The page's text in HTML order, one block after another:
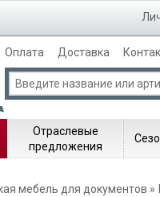
Оплата Доставка
Отраслевые
предложения
мебель для документов